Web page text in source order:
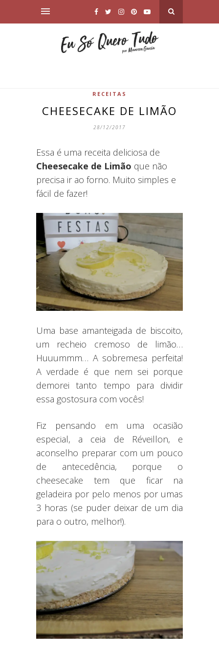
RECEITAS
CHEESECAKE DE LIMÃO
28/12/2017
Essa é uma receita deliciosa de
Cheesecake de Limão que não
precisa ir ao forno. Muito simples e
fácil de fazer!
Uma base amanteigada de biscoito,
um recheio cremoso de limão…
Huuummm… A sobremesa perfeita!
A verdade é que nem sei porque
demorei tanto tempo para dividir
essa gostosura com vocês!
Fiz pensando em uma ocasião
especial, a ceia de Réveillon, e
aconselho preparar com um pouco
de antecedência, porque o
cheesecake tem que ficar na
geladeira por pelo menos por umas
3 horas (se puder deixar de um dia
para o outro, melhor!).